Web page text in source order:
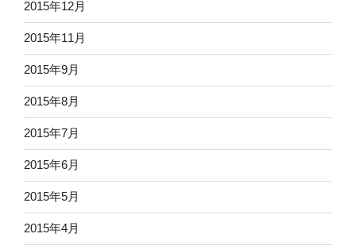
2015年12月
2015年11月
2015年9月
2015年8月
2015年7月
2015年6月
2015年5月
2015年4月